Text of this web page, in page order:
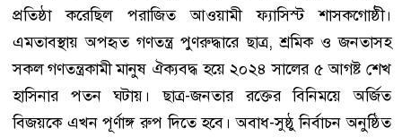
প্রতিষ্ঠা করেছিল পরাজিত আওয়ামী ফ্যাসিস্ট শাসকগোষ্ঠী।
এমতাবস্থায় অপহৃত গণতন্ত্র পুণরুদ্ধারে ছাত্র, শ্রমিক ও জনতাসহ
সকল গণতন্ত্রকামী মানুষ ঐক্যবদ্ধ হয়ে ২০২৪ সালের ৫ আগষ্ট শেখ
হাসিনার পতন ঘটায়। ছাত্র-জনতার রক্তের বিনিময়ে অর্জিত
বিজয়কে এখন পূর্ণাঙ্গ রুপ দিতে হবে। অবাধ-সুষ্ঠু নির্বাচন অনুষ্ঠিত